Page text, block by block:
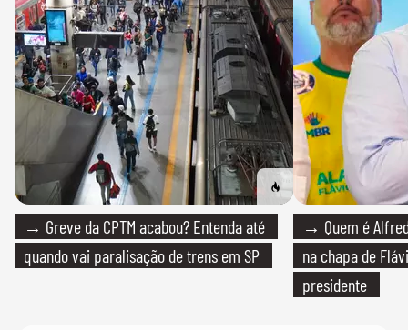
→ Greve da CPTM acabou? Entenda até
quando vai paralisação de trens em SP
→ Quem é
na chapa de
presidente